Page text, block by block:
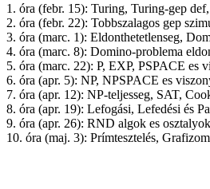
1. óra (febr. 15): Turing, Turing-gep
2. óra (febr. 22): Tobbszalagos gep
3. óra (marc. 1): Eldonthetetlenseg,
4. óra (marc. 8): Domino-problema
5. óra (marc. 22): P, EXP, PSPACE es
6. óra (apr. 5): NP, NPSPACE es
7. óra (apr. 12): NP-teljesseg, SAT,
8. óra (apr. 19): Lefogási, Lefedési és
9. óra (apr. 26): RND algok es
10. óra (maj. 3): Prímtesztelés,